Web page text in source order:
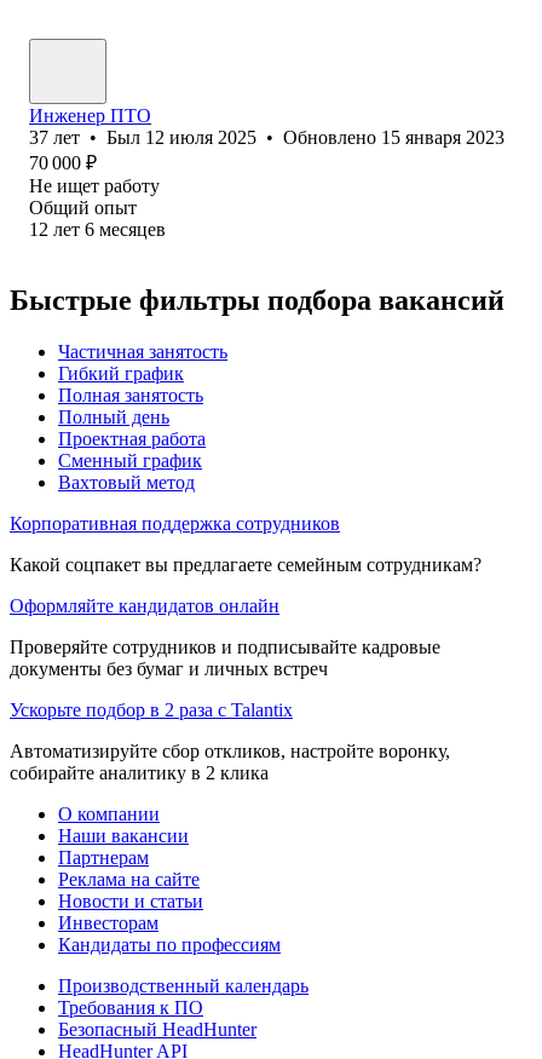
Инженер ПТО
37 лет • Был 12 июля 2025 • Обновлено 15 января 2023
70 000 ₽
Не ищет работу
Общий опыт
12 лет 6 месяцев
Быстрые фильтры подбора вакансий
Частичная занятость
Гибкий график
Полная занятость
Полный день
Проектная работа
Сменный график
Вахтовый метод
Корпоративная поддержка сотрудников
Какой соцпакет вы предлагаете семейным сотрудникам?
Оформляйте кандидатов онлайн
Проверяйте сотрудников и подписывайте кадровые
документы без бумаг и личных встреч
Ускорьте подбор в 2 раза с Talantix
Автоматизируйте сбор откликов, настройте воронку,
собирайте аналитику в 2 клика
О компании
Наши вакансии
Партнерам
Реклама на сайте
Новости и статьи
Инвесторам
Кандидаты по профессиям
Производственный календарь
Требования к ПО
Безопасный HeadHunter
HeadHunter API